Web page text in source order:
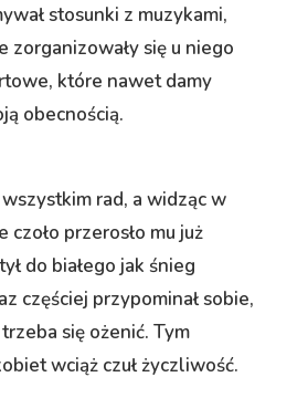
stosunki z muzykami,
zorganizowały się u niego
które nawet damy
obecnością.
wszystkim rad, a widząc w
czoło przerosło mu już
do białego jak śnieg
częściej przypominał sobie,
się ożenić. Tym
wciąż czuł życzliwość.